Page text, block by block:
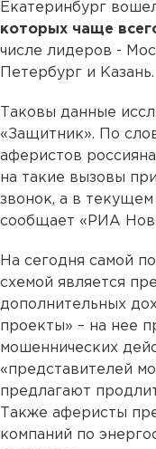
Екатеринбург
которых чаще
числе лидеров -
Петербург и Казань.
Таковы данные
«Защитник». По
аферистов
на такие вызовы
звонок, а в
сообщает «РИА
На сегодня самой
схемой является
дополнительных
проекты» – на нее
мошеннических
«представителей
предлагают
Также аферисты
компаний по